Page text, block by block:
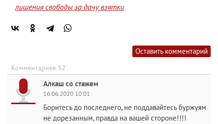
лишения свободы за дачу взятки
Оставить комментарий
Комментариев 52
Алкаш со стажем
16.06.2020 10:01
Боритесь до последнего, не поддавайтесь буржуям
не дорезанным, правда на вашей стороне!!!!